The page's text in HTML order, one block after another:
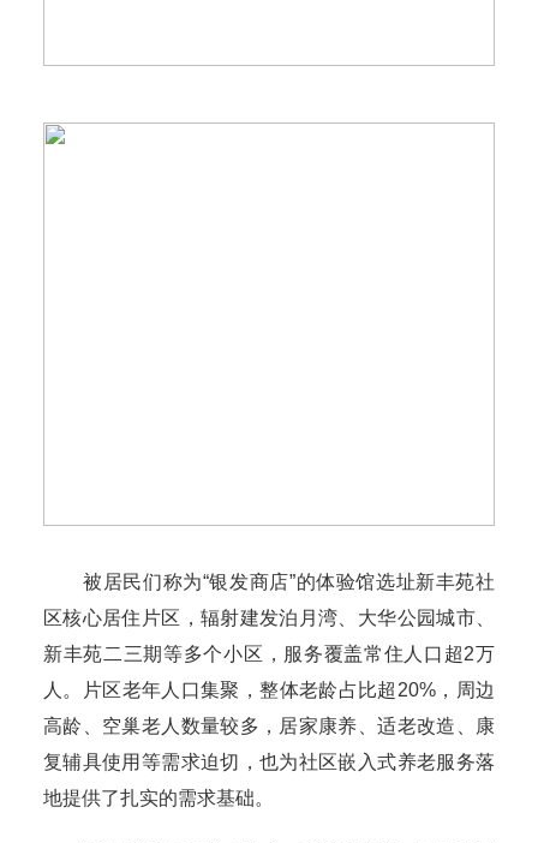
被居民们称为“银发商店”的体验馆选址新丰苑社
区核心居住片区，辐射建发泊月湾、大华公园城市、
新丰苑二三期等多个小区，服务覆盖常住人口超2万
人。片区老年人口集聚，整体老龄占比超20%，周边
高龄、空巢老人数量较多，居家康养、适老改造、康
复辅具使用等需求迫切，也为社区嵌入式养老服务落
地提供了扎实的需求基础。